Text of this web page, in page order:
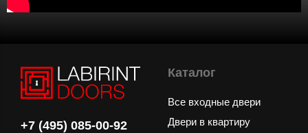
+7 (495) 085-00-92
Каталог
Все входные двери
Двери в квартиру